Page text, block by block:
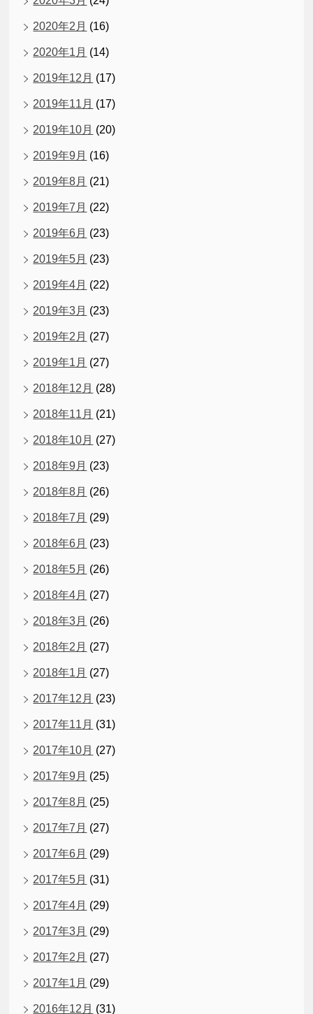
2020年2月 (16)
2020年1月 (14)
2019年12月 (17)
2019年11月 (17)
2019年10月 (20)
2019年9月 (16)
2019年8月 (21)
2019年7月 (22)
2019年6月 (23)
2019年5月 (23)
2019年4月 (22)
2019年3月 (23)
2019年2月 (27)
2019年1月 (27)
2018年12月 (28)
2018年11月 (21)
2018年10月 (27)
2018年9月 (23)
2018年8月 (26)
2018年7月 (29)
2018年6月 (23)
2018年5月 (26)
2018年4月 (27)
2018年3月 (26)
2018年2月 (27)
2018年1月 (27)
2017年12月 (23)
2017年11月 (31)
2017年10月 (27)
2017年9月 (25)
2017年8月 (25)
2017年7月 (27)
2017年6月 (29)
2017年5月 (31)
2017年4月 (29)
2017年3月 (29)
2017年2月 (27)
2017年1月 (29)
2016年12月 (31)